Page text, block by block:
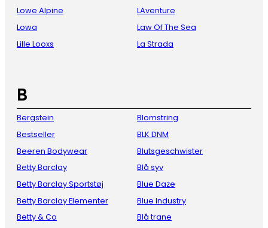
Lowe Alpine
Lowa
Lille Looxs
LAventure
Law Of The Sea
La Strada
B
Bergstein
Bestseller
Beeren Bodywear
Betty Barclay
Betty Barclay Sportstøj
Betty Barclay Elementer
Betty & Co
Blomstring
BLK DNM
Blutsgeschwister
Blå syv
Blue Daze
Blue Industry
Blå trane